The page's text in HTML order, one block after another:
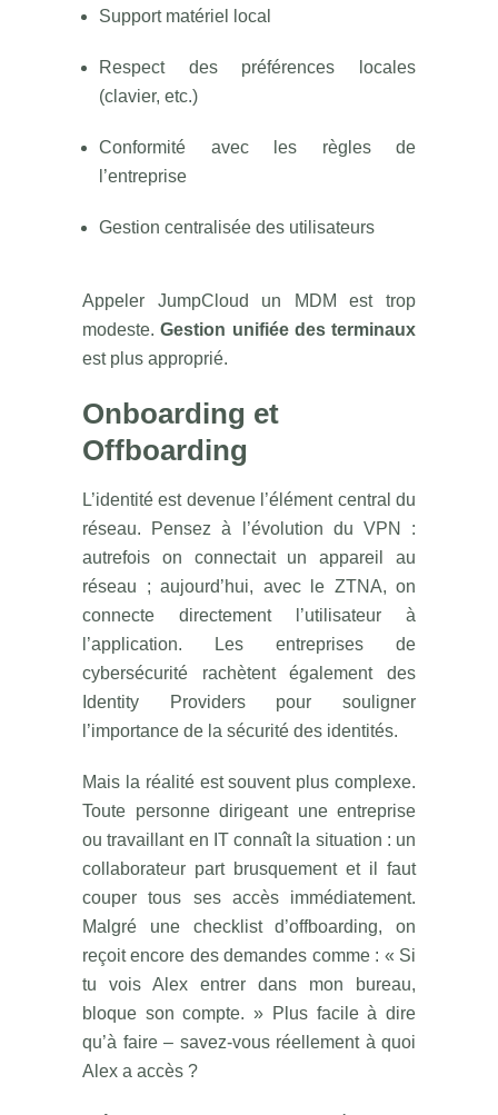
Support matériel local
Respect des préférences locales
(clavier, etc.)
Conformité avec les règles de
l’entreprise
Gestion centralisée des utilisateurs
Appeler JumpCloud un MDM est trop
modeste.Gestion unifiée des terminaux
est plus approprié.
Onboarding et
Offboarding
L’identité est devenue l’élément central du
réseau. Pensez à l’évolution du VPN :
autrefois on connectait un appareil au
réseau ; aujourd’hui, avec le ZTNA, on
connecte directement l’utilisateur à
l’application. Les entreprises de
cybersécurité rachètent également des
Identity Providers pour souligner
l’importance de la sécurité des identités.
Mais la réalité est souvent plus complexe.
Toute personne dirigeant une entreprise
ou travaillant en IT connaît la situation : un
collaborateur part brusquement et il faut
couper tous ses accès immédiatement.
Malgré une checklist d’offboarding, on
reçoit encore des demandes comme : « Si
tu vois Alex entrer dans mon bureau,
bloque son compte. » Plus facile à dire
qu’à faire – savez-vous réellement à quoi
Alex a accès ?